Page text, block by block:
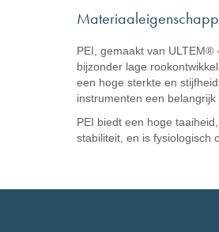
PEI, gemaakt van
bijzonder lage
een hoge sterkte en
instrumenten een
PEI biedt een hoge
stabiliteit, en is fysiologisch